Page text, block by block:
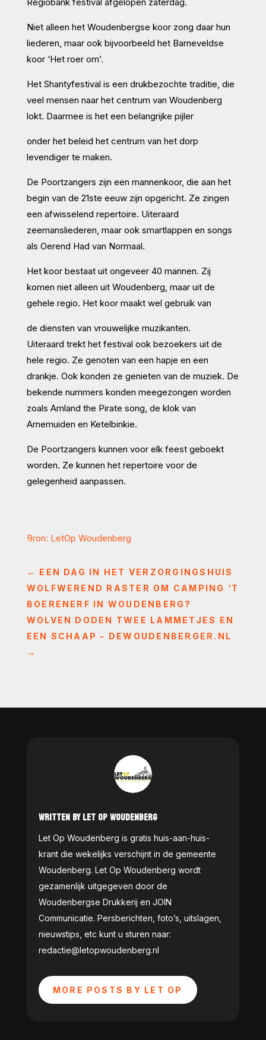
Niet alleen het Woudenbergse koor zong daar hun
liederen, maar ook bijvoorbeeld het Barneveldse
koor ‘Het roer om’.
Het Shantyfestival is een drukbezochte traditie, die
veel mensen naar het centrum van Woudenberg
lokt. Daarmee is het een belangrijke pijler
onder het beleid het centrum van het dorp
levendiger te maken.
De Poortzangers zijn een mannenkoor, die aan het
begin van de 21ste eeuw zijn opgericht. Ze zingen
een afwisselend repertoire. Uiteraard
zeemansliederen, maar ook smartlappen en songs
als Oerend Had van Normaal.
Het koor bestaat uit ongeveer 40 mannen. Zij
komen niet alleen uit Woudenberg, maar uit de
gehele regio. Het koor maakt wel gebruik van
de diensten van vrouwelijke muzikanten.
Uiteraard trekt het festival ook bezoekers uit de
hele regio. Ze genoten van een hapje en een
drankje. Ook konden ze genieten van de muziek. De
bekende nummers konden meegezongen worden
zoals Amland the Pirate song, de klok van
Arnemuiden en Ketelbinkie.
De Poortzangers kunnen voor elk feest geboekt
worden. Ze kunnen het repertoire voor de
gelegenheid aanpassen.
Bron: LetOp Woudenberg
← EEN DAG IN HET VERZORGINGSHUIS
WOLFWEREND RASTER OM CAMPING ‘T
BOERENERF IN WOUDENBERG?
WOLVEN DODEN TWEE LAMMETJES EN
EEN SCHAAP - DEWOUDENBERGER.NL
→
WRITTEN BY LET OP WOUDENBERG
Let Op Woudenberg is gratis huis-aan-huis-
krant die wekelijks verschijnt in de gemeente
Woudenberg. Let Op Woudenberg wordt
gezamenlijk uitgegeven door de
Woudenbergse Drukkerij en JOIN
Communicatie. Persberichten, foto’s, uitslagen,
nieuwstips, etc kunt u sturen naar:
redactie@letopwoudenberg.nl
MORE POSTS BY LET OP